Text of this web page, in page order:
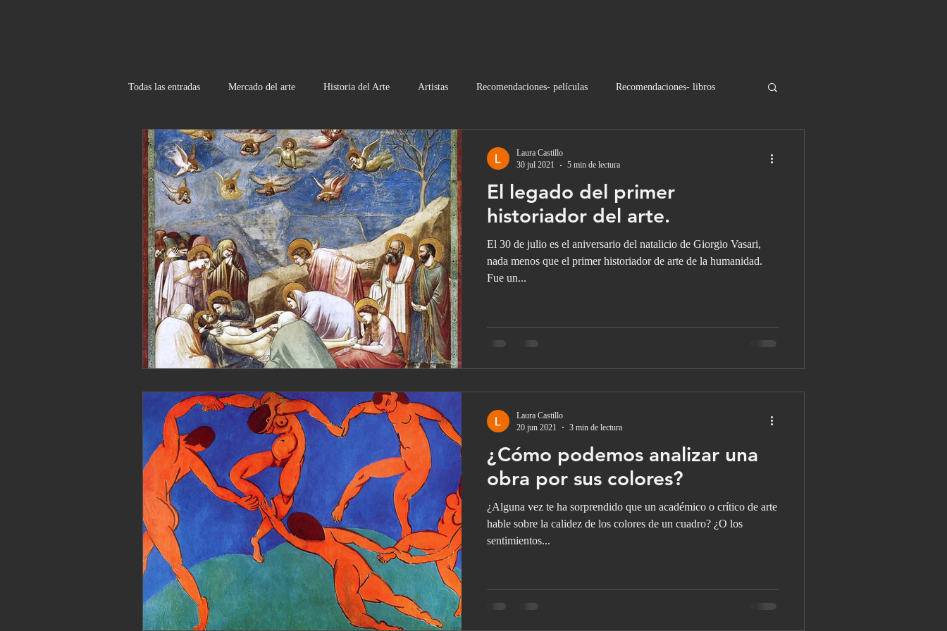
Todas las entradas Mercado del arte Historia del Arte Artistas Recomendaciones- películas Recomendaciones- libros
Recomendaciones- Exposiciones Noticias Moda
El legado del primer
historiador del arte.
El 30 de julio es el aniversario del natalicio de Giorgio Vasari,
nada menos que el primer historiador de arte de la humanidad.
Fue un...
Laura Castillo
30 jul 2021
5 min de lectura
¿Cómo podemos analizar una
obra por sus colores?
¿Alguna vez te ha sorprendido que un académico o crítico de arte
hable sobre la calidez de los colores de un cuadro? ¿O los
sentimientos...
Laura Castillo
20 jun 2021
3 min de lectura